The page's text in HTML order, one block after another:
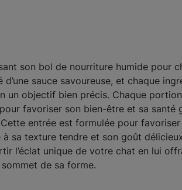
son bol de nourriture humide pour
sauce savoureuse, et chaque
un objectif bien précis. Chaque
favoriser son bien-être et sa
entrée est formulée pour
à sa texture tendre et son goût
l’éclat unique de votre chat en lui
de sa forme.